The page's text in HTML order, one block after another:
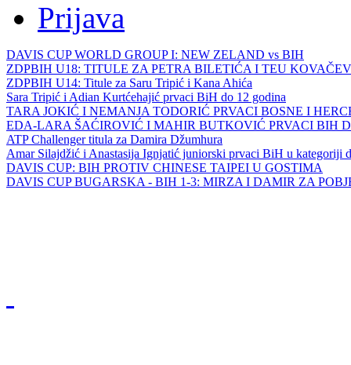
Prijava
DAVIS CUP WORLD GROUP I: NEW ZELAND vs BIH
ZDPBIH U18: TITULE ZA PETRA BILETIĆA I TEU
ZDPBIH U14: Titule za Saru Tripić i Kana Ahića
Sara Tripić i Adian Kurtćehajić prvaci BiH do 12 godina
TARA JOKIĆ I NEMANJA TODORIĆ PRVACI BOSNE I
EDA-LARA ŠAĆIROVIĆ I MAHIR BUTKOVIĆ PRVACI BIH
ATP Challenger titula za Damira Džumhura
Amar Silajdžić i Anastasija Ignjatić juniorski prvaci BiH u kategoriji
DAVIS CUP: BIH PROTIV CHINESE TAIPEI U GOSTIMA
DAVIS CUP BUGARSKA - BIH 1-3: MIRZA I DAMIR ZA